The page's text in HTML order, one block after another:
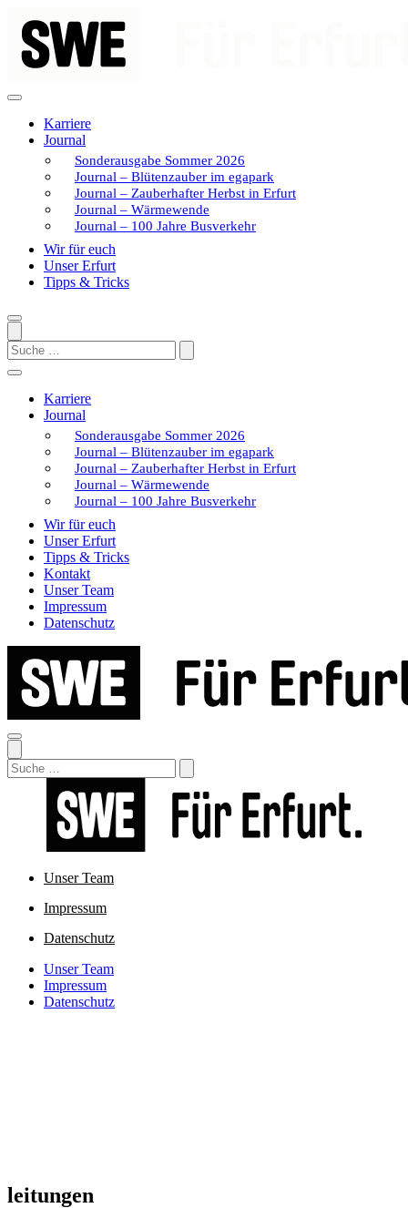
Inhalt
springen
Karriere
Journal
Sonderausgabe Sommer 2026
Journal – Blütenzauber im egapark
Journal – Zauberhafter Herbst in Erfurt
Journal – Wärmewende
Journal – 100 Jahre Busverkehr
Wir für euch
Unser Erfurt
Tipps & Tricks
Search
Karriere
Journal
Sonderausgabe Sommer 2026
Journal – Blütenzauber im egapark
Journal – Zauberhafter Herbst in Erfurt
Journal – Wärmewende
Journal – 100 Jahre Busverkehr
Wir für euch
Unser Erfurt
Tipps & Tricks
Kontakt
Unser Team
Impressum
Datenschutz
Search
Unser Team
Impressum
Datenschutz
Unser Team
Impressum
Datenschutz
leitungen